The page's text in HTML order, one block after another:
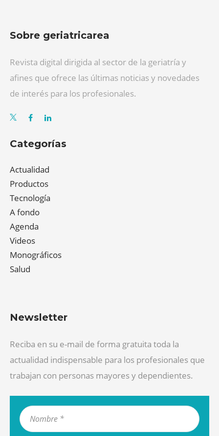
Sobre geriatricarea
Revista digital dirigida al sector de la geriatría y
afines que ofrece las últimas noticias y novedades
de interés para los profesionales.
Categorías
Actualidad
Productos
Tecnología
A fondo
Agenda
Videos
Monográficos
Salud
Newsletter
Reciba en su e-mail de forma gratuita toda la
actualidad indispensable para los profesionales que
trabajan con personas mayores y dependientes.